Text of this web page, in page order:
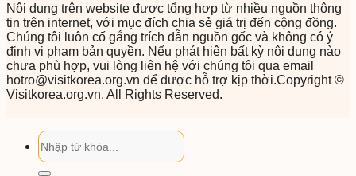
Nội dung trên website được tổng hợp từ nhiều nguồn thông
tin trên internet, với mục đích chia sẻ giá trị đến cộng đồng.
Chúng tôi luôn cố gắng trích dẫn nguồn gốc và không có ý
định vi phạm bản quyền. Nếu phát hiện bất kỳ nội dung nào
chưa phù hợp, vui lòng liên hệ với chúng tôi qua email
hotro@visitkorea.org.vn để được hỗ trợ kịp thời.Copyright ©
Visitkorea.org.vn. All Rights Reserved.